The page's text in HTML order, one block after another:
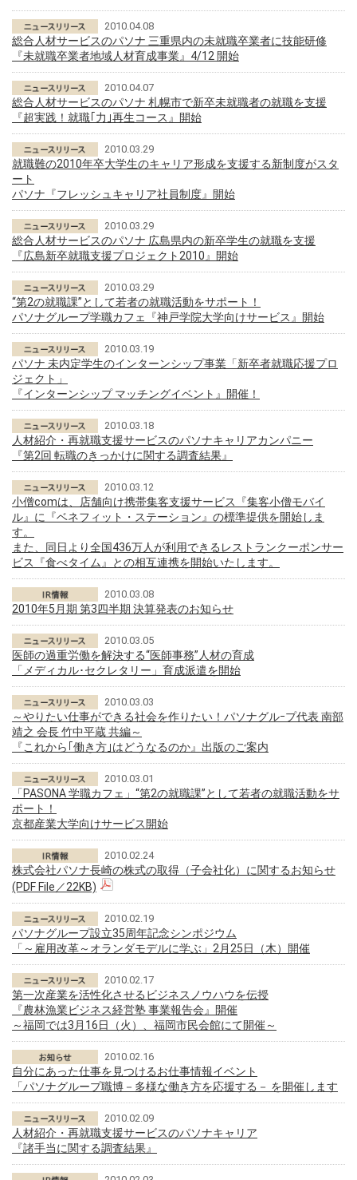
2010.04.08
総合人材サービスのパソナ 三重県内の未就職卒業者に技能研修
『未就職卒業者地域人材育成事業』4/12 開始
2010.04.07
総合人材サービスのパソナ 札幌市で新卒未就職者の就職を支援
『超実践！就職｢力｣再生コース』開始
2010.03.29
就職難の2010年卒大学生のキャリア形成を支援する新制度がスタ
ート
パソナ『フレッシュキャリア社員制度』開始
2010.03.29
総合人材サービスのパソナ 広島県内の新卒学生の就職を支援
『広島新卒就職支援プロジェクト2010』開始
2010.03.29
“第2の就職課”として若者の就職活動をサポート！
パソナグループ学職カフェ『神戸学院大学向けサービス』開始
2010.03.19
パソナ 未内定学生のインターンシップ事業「新卒者就職応援プロ
ジェクト」
『インターンシップ マッチングイベント』開催！
2010.03.18
人材紹介・再就職支援サービスのパソナキャリアカンパニー
『第2回 転職のきっかけに関する調査結果』
2010.03.12
小僧comは、店舗向け携帯集客支援サービス『集客小僧モバイ
ル』に『ベネフィット・ステーション』の標準提供を開始しま
す。
また、同日より全国436万人が利用できるレストランクーポンサー
ビス『食べタイム』との相互連携を開始いたします。
2010.03.08
2010年5月期 第3四半期 決算発表のお知らせ
2010.03.05
医師の過重労働を解決する“医師事務”人材の育成
「メディカル･セクレタリー」育成派遣を開始
2010.03.03
～やりたい仕事ができる社会を作りたい！パソナグルｰプ代表 南部
靖之 会長 竹中平蔵 共編～
『これから｢働き方｣はどうなるのか』出版のご案内
2010.03.01
「PASONA 学職カフェ」“第2の就職課”として若者の就職活動をサ
ポート！
京都産業大学向けサービス開始
2010.02.24
株式会社パソナ長崎の株式の取得（子会社化）に関するお知らせ
(PDF File／22KB)
2010.02.19
パソナグループ設立35周年記念シンポジウム
「～雇用改革～オランダモデルに学ぶ」2月25日（木）開催
2010.02.17
第一次産業を活性化させるビジネスノウハウを伝授
『農林漁業ビジネス経営塾 事業報告会』開催
～福岡では3月16日（火）、福岡市民会館にて開催～
2010.02.16
自分にあった仕事を見つけるお仕事情報イベント
「パソナグループ職博－多様な働き方を応援する－ を開催します
2010.02.09
人材紹介・再就職支援サービスのパソナキャリア
『諸手当に関する調査結果』